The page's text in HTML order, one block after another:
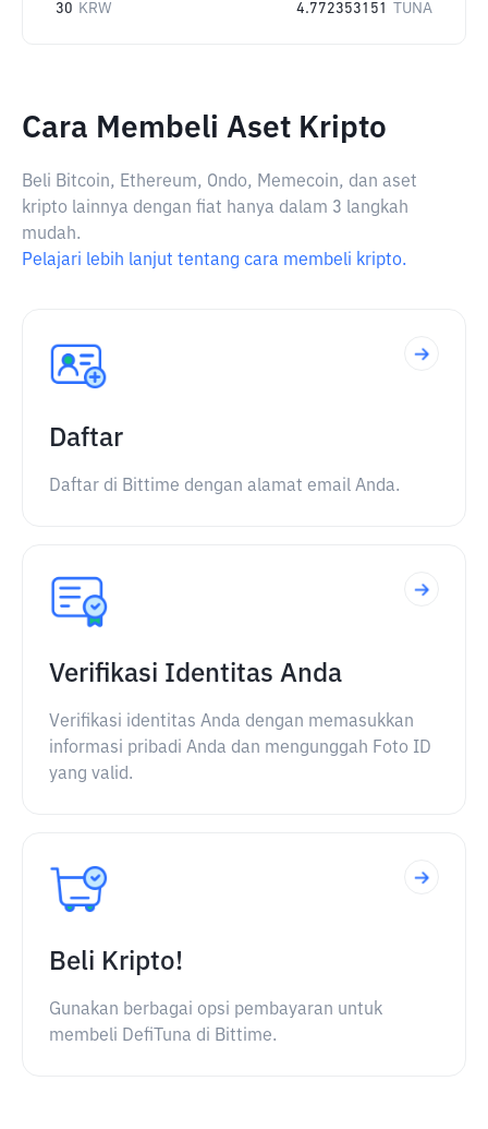
30 KRW 4.772353151 TUNA
Cara Membeli Aset Kripto
Beli Bitcoin, Ethereum, Ondo, Memecoin, dan aset
kripto lainnya dengan fiat hanya dalam 3 langkah
mudah.
Pelajari lebih lanjut tentang cara membeli kripto.
Daftar
Daftar di Bittime dengan alamat email Anda.
Verifikasi Identitas Anda
Verifikasi identitas Anda dengan memasukkan
informasi pribadi Anda dan mengunggah Foto ID
yang valid.
Beli Kripto!
Gunakan berbagai opsi pembayaran untuk
membeli DefiTuna di Bittime.